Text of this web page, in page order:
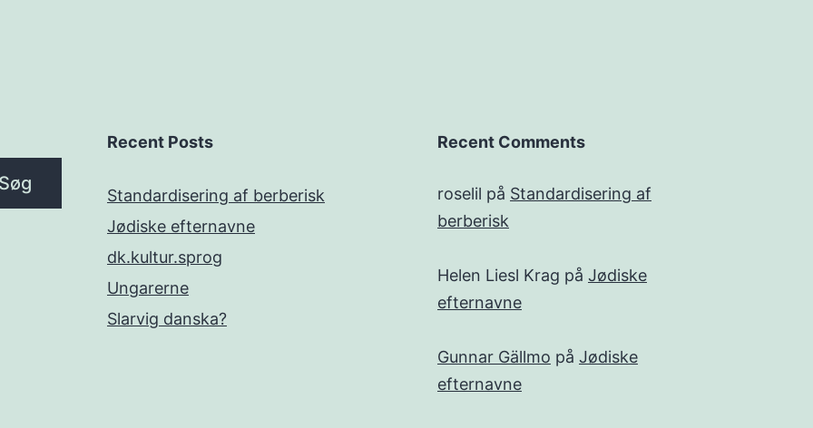
Recent Posts
Standardisering af berberisk
Jødiske efternavne
dk.kultur.sprog
Ungarerne
Slarvig danska?
Recent Comments
roselil på Standardisering af
berberisk
Helen Liesl Krag på Jødiske
efternavne
Gunnar Gällmo på Jødiske
efternavne